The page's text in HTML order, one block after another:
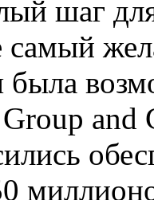
шаг
была
and